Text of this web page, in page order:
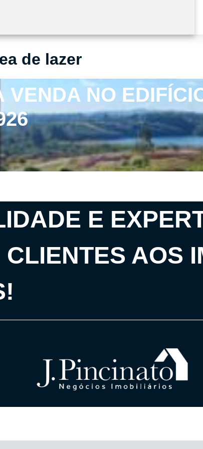
de lazer
VENDA NO
E
AOS